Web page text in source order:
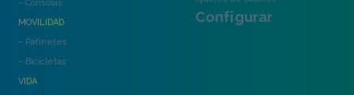
– Consolas
MOVILIDAD
– Patinetes
– Bicicletas
VIDA
Configurar